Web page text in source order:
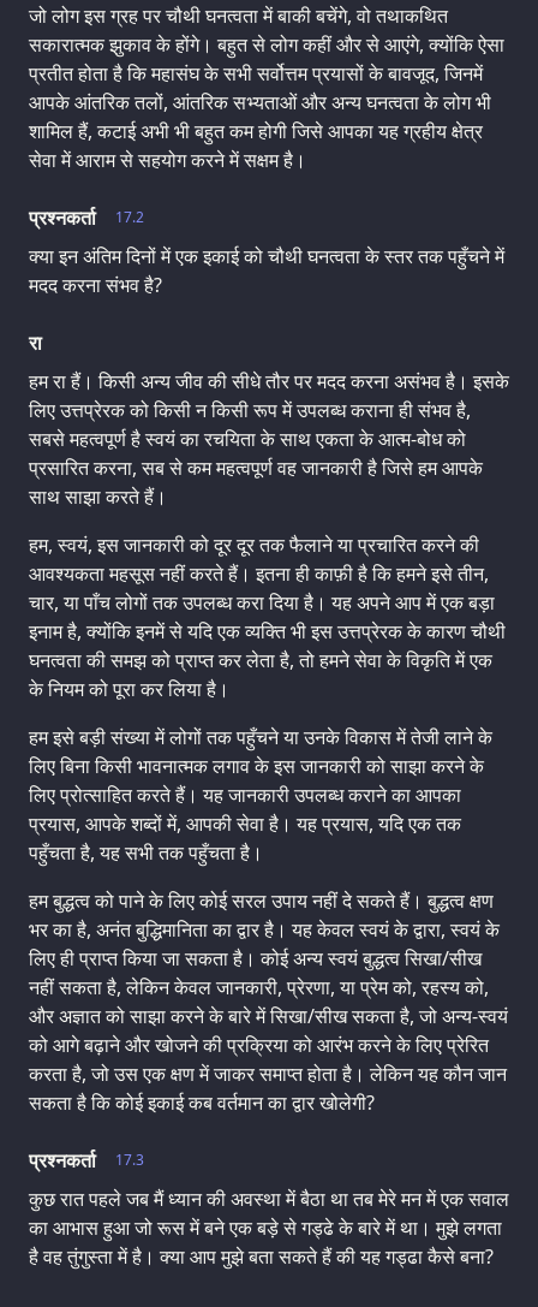
जो लोग इस ग्रह पर चौथी घनत्वता में बाकी बचेंगे, वो तथाकथित
सकारात्मक झुकाव के होंगे। बहुत से लोग कहीं और से आएंगे, क्योंकि ऐसा
प्रतीत होता है कि महासंघ के सभी सर्वोत्तम प्रयासों के बावजूद, जिनमें
आपके आंतरिक तलों, आंतरिक सभ्यताओं और अन्य घनत्वता के लोग भी
शामिल हैं, कटाई अभी भी बहुत कम होगी जिसे आपका यह ग्रहीय क्षेत्र
सेवा में आराम से सहयोग करने में सक्षम है।
17.2
प्रश्नकर्ता
क्या इन अंतिम दिनों में एक इकाई को चौथी घनत्वता के स्तर तक पहुँचने में
मदद करना संभव है?
रा
हम रा हैं। किसी अन्य जीव की सीधे तौर पर मदद करना असंभव है। इसके
लिए उत्तप्रेरक को किसी न किसी रूप में उपलब्ध कराना ही संभव है,
सबसे महत्वपूर्ण है स्वयं का रचयिता के साथ एकता के आत्म-बोध को
प्रसारित करना, सब से कम महत्वपूर्ण वह जानकारी है जिसे हम आपके
साथ साझा करते हैं।
हम, स्वयं, इस जानकारी को दूर दूर तक फैलाने या प्रचारित करने की
आवश्यकता महसूस नहीं करते हैं। इतना ही काफ़ी है कि हमने इसे तीन,
चार, या पाँच लोगों तक उपलब्ध करा दिया है। यह अपने आप में एक बड़ा
इनाम है, क्योंकि इनमें से यदि एक व्यक्ति भी इस उत्तप्रेरक के कारण चौथी
घनत्वता की समझ को प्राप्त कर लेता है, तो हमने सेवा के विकृति में एक
के नियम को पूरा कर लिया है।
हम इसे बड़ी संख्या में लोगों तक पहुँचने या उनके विकास में तेजी लाने के
लिए बिना किसी भावनात्मक लगाव के इस जानकारी को साझा करने के
लिए प्रोत्साहित करते हैं। यह जानकारी उपलब्ध कराने का आपका
प्रयास, आपके शब्दों में, आपकी सेवा है। यह प्रयास, यदि एक तक
पहुँचता है, यह सभी तक पहुँचता है।
हम बुद्धत्व को पाने के लिए कोई सरल उपाय नहीं दे सकते हैं। बुद्धत्व क्षण
भर का है, अनंत बुद्धिमानिता का द्वार है। यह केवल स्वयं के द्वारा, स्वयं के
लिए ही प्राप्त किया जा सकता है। कोई अन्य स्वयं बुद्धत्व सिखा/सीख
नहीं सकता है, लेकिन केवल जानकारी, प्रेरणा, या प्रेम को, रहस्य को,
और अज्ञात को साझा करने के बारे में सिखा/सीख सकता है, जो अन्य-स्वयं
को आगे बढ़ाने और खोजने की प्रक्रिया को आरंभ करने के लिए प्रेरित
करता है, जो उस एक क्षण में जाकर समाप्त होता है। लेकिन यह कौन जान
सकता है कि कोई इकाई कब वर्तमान का द्वार खोलेगी?
17.3
प्रश्नकर्ता
कुछ रात पहले जब मैं ध्यान की अवस्था में बैठा था तब मेरे मन में एक सवाल
का आभास हुआ जो रूस में बने एक बड़े से गड्ढे के बारे में था। मुझे लगता
है वह तुंगुस्ता में है। क्या आप मुझे बता सकते हैं की यह गड्ढा कैसे बना?